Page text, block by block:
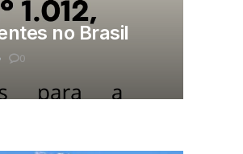
no Brasil
0